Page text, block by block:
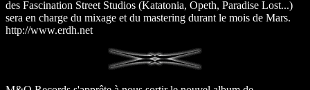
des Fascination Street Studios (Katatonia, Opeth, Paradise Lost...)
sera en charge du mixage et du mastering durant le mois de Mars.
http://www.erdh.net